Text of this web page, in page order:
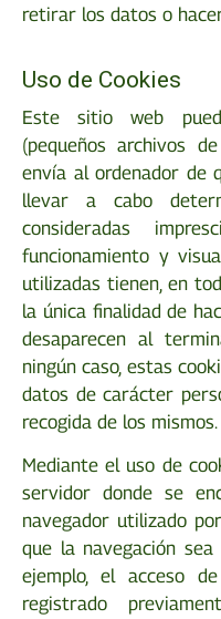
retirar los datos o
Uso de Cookies
Este sitio web
(pequeños archivos
envía al ordenador de
llevar a cabo
consideradas
funcionamiento y
utilizadas tienen, en
la única finalidad de
desaparecen al
ningún caso, estas
datos de carácter
recogida de los mismos.
Mediante el uso de
servidor donde se
navegador utilizado
que la navegación
ejemplo, el acceso
registrado